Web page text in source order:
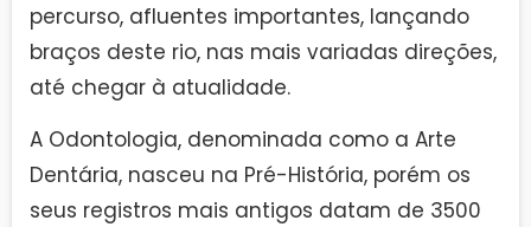
percurso, afluentes importantes, lançando
braços deste rio, nas mais variadas direções,
até chegar à atualidade.
A Odontologia, denominada como a Arte
Dentária, nasceu na Pré-História, porém os
seus registros mais antigos datam de 3500